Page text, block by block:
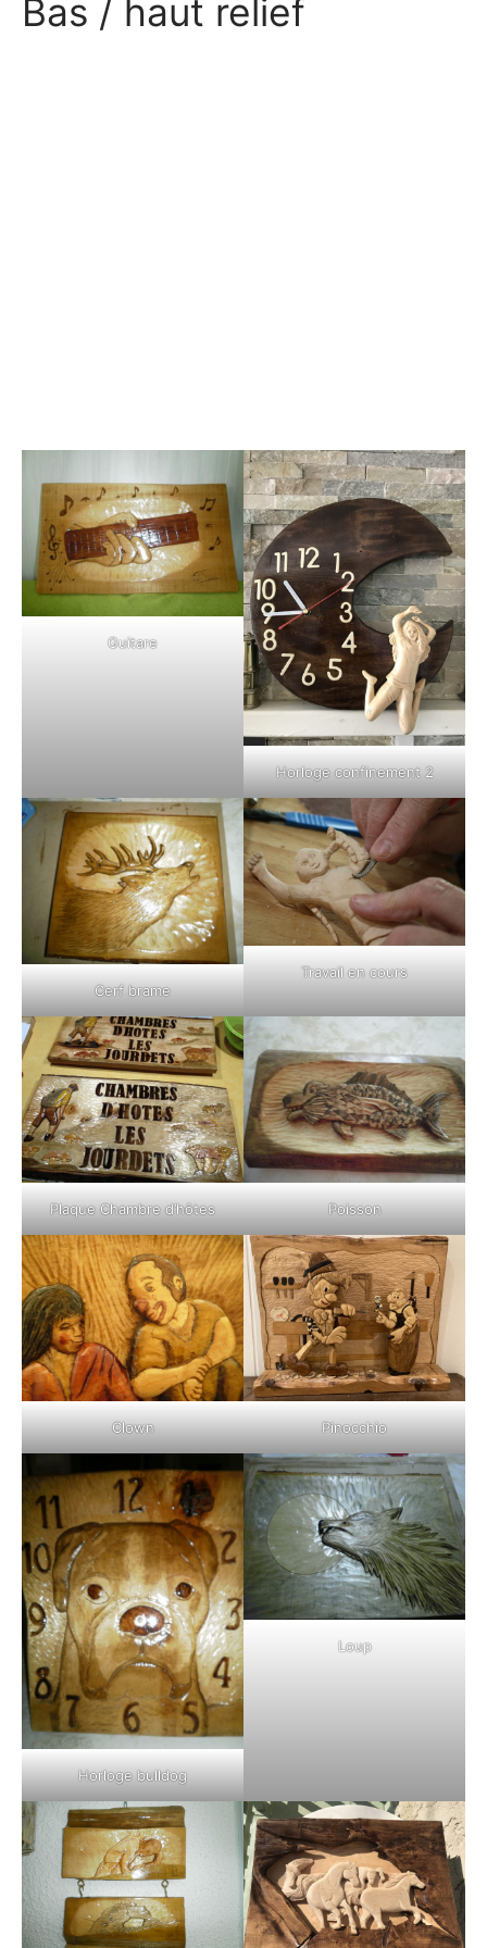
Bas / haut relief
Guitare
Horloge confinement 2
Cerf brame
Travail en cours
Plaque Chambre d’hôtes Poisson
Clown Pinocchio
Horloge bulldog
Loup